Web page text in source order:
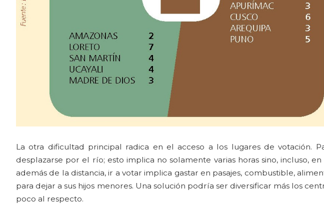
La otra dificultad principal radica en el acceso a los lugares de votación.
desplazarse por el río; esto implica no solamente varias horas sino, incluso,
además de la distancia, ir a votar implica gastar en pasajes, combustible,
para dejar a sus hijos menores. Una solución podría ser diversificar más los
poco al respecto.